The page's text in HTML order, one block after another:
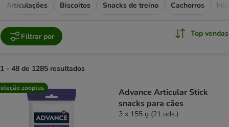
Articulações Biscoitos Snacks de treino Cachorros
Filtrar por Top vendas
1 - 48 de 1285 resultados
product items have been changed
zooplus
Advance Articular Stick
snacks para cães
3 x 155 g (21 uds.)